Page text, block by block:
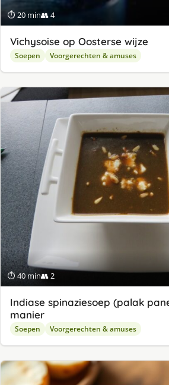
⏱ 20 min👥 4
Vichysoise op Oosterse wijze
Soepen Voorgerechten & amuses
⏱ 40 min👥 2
Indiase spinaziesoep (palak
manier
Soepen Voorgerechten & amuses